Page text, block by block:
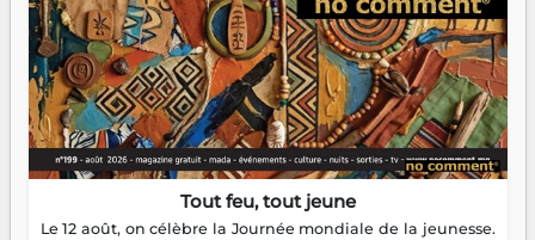
Tout feu, tout jeune
Le 12 août, on célèbre la Journée mondiale de la jeunesse.